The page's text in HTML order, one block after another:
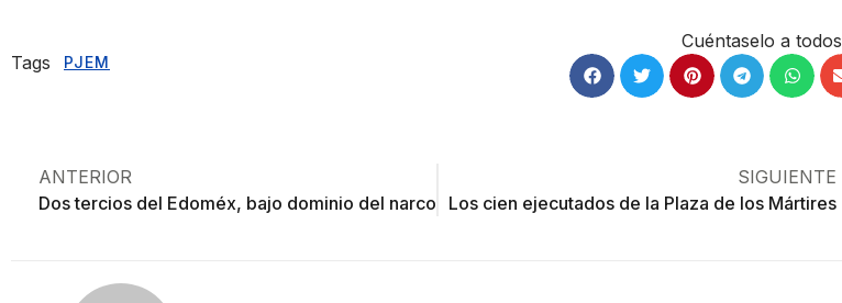
Tags PJEM
Cuéntaselo a todos
ANTERIOR
Dos tercios del Edoméx, bajo dominio del narco
SIGUIENTE
Los cien ejecutados de la Plaza de los Mártires